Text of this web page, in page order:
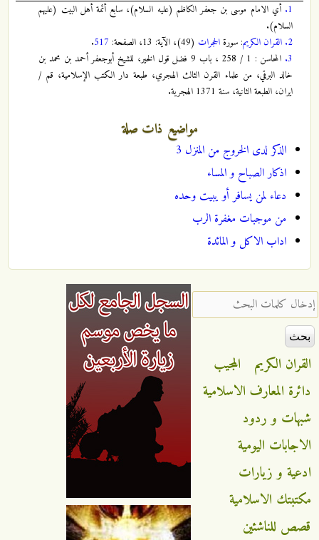
1. أي الامام موسى بن جعفر الكاظم (عليه السلام)، سابع أئمة أهل البيت (عليهم
السلام).
2. القران الكريم: سورةالحجرات (49)، الآية: 13، الصفحة: 517
.
3.
المحاسن : 1 / 258 ، باب 9 فضل قول الخير، للشيخ أبوجعفر أحمد بن محمد بن
خالد البرقي، من علماء القرن الثالث الهجري، طبعة دار الكتب الإسلامية، قم /
ايران، الطبعة الثانية، سنة 1371 الهجرية.
مواضيع ذات صلة
الذكر لدى الخروج من المنزل 3
اذكار الصباح و المساء
دعاء لمن يسافر أو يبيت وحده
من موجبات مغفرة الرب
اداب الاكل و المائدة
‏إدخال كلمات البحث ‏
القران الكريم
المجيب
دائرة المعارف الاسلامية
شبهات و ردود
الاجابات اليومية
ادعية و زيارات
مكتبتك الاسلامية
قصص للناشئين